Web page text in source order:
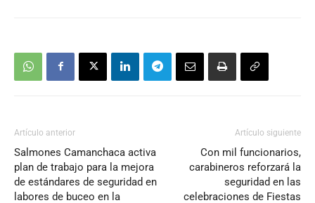
Artículo anterior
Salmones Camanchaca activa
plan de trabajo para la mejora
de estándares de seguridad en
labores de buceo en la
Artículo siguiente
Con mil funcionarios,
carabineros reforzará la
seguridad en las
celebraciones de Fiestas